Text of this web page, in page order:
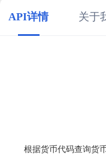
API详情 关于
根据货币代码查询货